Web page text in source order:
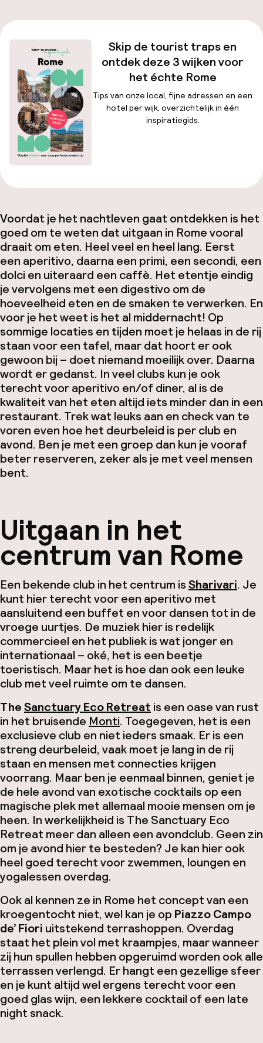
Skip de tourist traps en
ontdek deze 3 wijken voor
het échte Rome
Tips van onze local, fijne adressen en een
hotel per wijk, overzichtelijk in één
inspiratiegids.
Voordat je het nachtleven gaat ontdekken is het
goed om te weten dat uitgaan in Rome vooral
draait om eten. Heel veel en heel lang. Eerst
een aperitivo, daarna een primi, een secondi, een
dolci en uiteraard een caffè. Het etentje eindig
je vervolgens met een digestivo om de
hoeveelheid eten en de smaken te verwerken. En
voor je het weet is het al middernacht! Op
sommige locaties en tijden moet je helaas in de rij
staan voor een tafel, maar dat hoort er ook
gewoon bij – doet niemand moeilijk over. Daarna
wordt er gedanst. In veel clubs kun je ook
terecht vooraperitivo en/of diner, al is de
kwaliteit van het eten altijd iets minder dan in een
restaurant. Trek wat leuks aan en check van te
voren even hoe het deurbeleid is per club en
avond. Ben je met een groep dan kun je vooraf
beter reserveren, zeker als je met veel mensen
bent.
Uitgaan in het
centrum van Rome
Een bekende club in het centrum isSharivari. Je
kunt hier terecht voor een aperitivo met
aansluitend een buffet en voor dansen tot in de
vroege uurtjes. De muziek hier is redelijk
commercieel en het publiek is wat jonger en
internationaal – oké, het is een beetje
toeristisch. Maar het is hoe dan ook een leuke
club met veel ruimte om te dansen.
TheSanctuary Eco Retreat is een oase van rust
in het bruisende Monti. Toegegeven, het is een
exclusieve club en niet ieders smaak. Er is een
streng deurbeleid, vaak moet je lang in de rij
staan en mensen met connecties krijgen
voorrang. Maar ben je eenmaal binnen, geniet je
de hele avond van exotische cocktails op een
magische plek met allemaal mooie mensen om je
heen. In werkelijkheid is The Sanctuary Eco
Retreat meer dan alleen een avondclub. Geen zin
om je avond hier te besteden? Je kan hier ook
heel goed terecht voor zwemmen, loungen en
yogalessen overdag.
Ook al kennen ze in Rome het concept van een
kroegentocht niet, wel kan je op Piazzo Campo
de’ Fiori uitstekend terrashoppen. Overdag
staat het plein vol met kraampjes, maar wanneer
zij hun spullen hebben opgeruimd worden ook alle
terrassen verlengd. Er hangt een gezellige sfeer
en je kunt altijd wel ergens terecht voor een
goed glas wijn, een lekkere cocktail of een late
night snack.